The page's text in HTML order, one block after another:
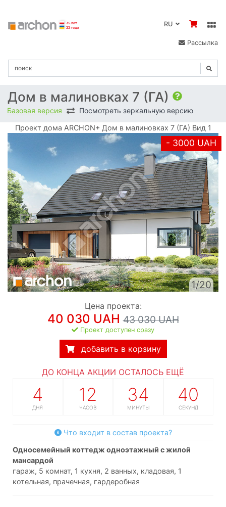
Рассылка
Дом в малиновках 7 (ГА)
Базовая версия Посмотреть зеркальную версию
Проект дома ARCHON+ Дом в малиновках 7 (ГА) Вид 1
- 3000 UAH
1/20
Цена проекта:
40 030 UAH43 030 UAH
Проект доступен сразу
добавить в корзину
ДО КОНЦА АКЦИИ ОСТАЛОСЬ ЕЩЁ
4
ДНЯ
12
ЧАСОВ
34
МИНУТЫ
39
СЕКУНД
Что входит в состав проекта?
односемейный коттедж одноэтажный с жилой
мансардой
гараж, 5 комнат, 1 кухня, 2 ванных, кладовая, 1
котельная, прачечная, гардеробная